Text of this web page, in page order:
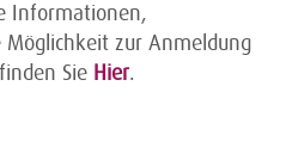
Informationen,
zur Anmeldung
Sie Hier.